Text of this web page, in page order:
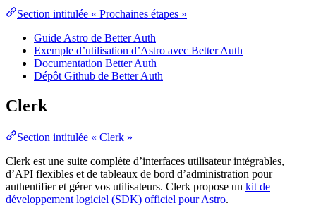
Section intitulée « Prochaines étapes »
Guide Astro de Better Auth
Exemple d’utilisation d’Astro avec Better Auth
Documentation Better Auth
Dépôt Github de Better Auth
Clerk
Section intitulée « Clerk »
Clerk est une suite complète d’interfaces utilisateur intégrables,
d’API flexibles et de tableaux de bord d’administration pour
authentifier et gérer vos utilisateurs. Clerk propose un kit de
développement logiciel (SDK) officiel pour Astro.